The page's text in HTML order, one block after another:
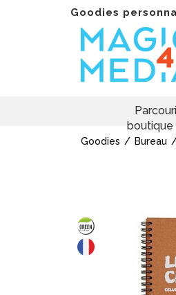
Goodies
boutique
Goodies Bureau